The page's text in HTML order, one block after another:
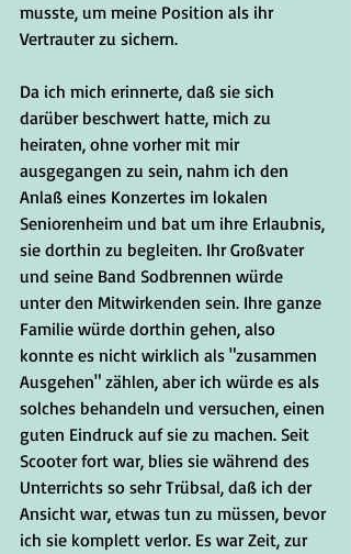
musste, um meine Position als ihr
Vertrauter zu sichern.
Da ich mich erinnerte, daß sie sich
darüber beschwert hatte, mich zu
heiraten, ohne vorher mit mir
ausgegangen zu sein, nahm ich den
Anlaß eines Konzertes im lokalen
Seniorenheim und bat um ihre Erlaubnis,
sie dorthin zu begleiten. Ihr Großvater
und seine Band Sodbrennen würde
unter den Mitwirkenden sein. Ihre ganze
Familie würde dorthin gehen, also
konnte es nicht wirklich als "zusammen
Ausgehen" zählen, aber ich würde es als
solches behandeln und versuchen, einen
guten Eindruck auf sie zu machen. Seit
Scooter fort war, blies sie während des
Unterrichts so sehr Trübsal, daß ich der
Ansicht war, etwas tun zu müssen, bevor
ich sie komplett verlor. Es war Zeit, zur